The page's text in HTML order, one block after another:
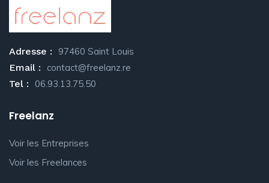
Adresse :
97460 Saint Louis
Email :
contact@freelanz.re
Tel : 06.93.13.75.50
Freelanz
Voir les Entreprises
Voir les Freelances